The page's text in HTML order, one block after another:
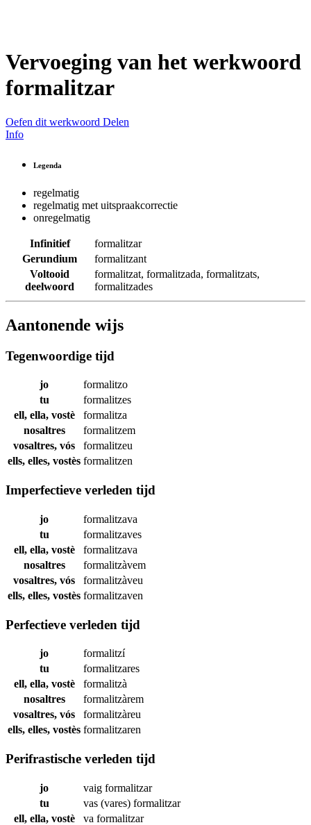
Vervoeging van het werkwoord
formalitzar
Oefen dit werkwoord Delen
Info
Legenda
regelmatig
regelmatig met uitspraakcorrectie
onregelmatig
Infinitief
formalitzar
Gerundium
formalitzant
Voltooid
deelwoord
formalitzat, formalitzada, formalitzats,
formalitzades
Aantonende wijs
Tegenwoordige tijd
jo
formalitzo
tu
formalitzes
ell, ella, vostè
formalitza
nosaltres
formalitzem
vosaltres, vós
formalitzeu
ells, elles, vostès formalitzen
Imperfectieve verleden tijd
jo
formalitzava
tu
formalitzaves
ell, ella, vostè
formalitzava
nosaltres
formalitzàvem
vosaltres, vós
formalitzàveu
ells, elles, vostès formalitzaven
Perfectieve verleden tijd
jo
formalitzí
tu
formalitzares
ell, ella, vostè
formalitzà
nosaltres
formalitzàrem
vosaltres, vós
formalitzàreu
ells, elles, vostès formalitzaren
Perifrastische verleden tijd
jo vaig formalitzar
tu
vas (vares) formalitzar
ell, ella, vostè
va formalitzar